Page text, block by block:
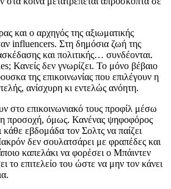
και ο αρχηγός της αξιωματικής
influencers. Στη δημόσια ζωή της
και πολιτικής… συνδέονται.
Κανείς δεν γνωρίζει. Το μόνο βέβαιο
της επικοινωνίας που επιλέγουν η
ανίσχυρη κι εντελώς ανόητη.
στο επικοινωνιακό τους προφίλ μέσω
προσοχή, όμως. Κανένας ψηφοφόρος
κάθε εβδομάδα τον Σολτς να παίζει
δεν σουλατσάρει με φραπέδες και
καπελάκι να φορέσει ο Μπάιντεν
το επιτελείο του ώστε να μην τον κάνει